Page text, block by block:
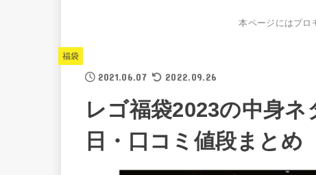
本ページにはプロ
福袋
2021.06.07 2022.09.26
レゴ福袋2023の中身
日・口コミ値段まとめ